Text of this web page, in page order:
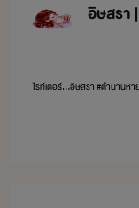
อิษสรา
ไรท์เตอร์...อิษสรา #ตำนานห